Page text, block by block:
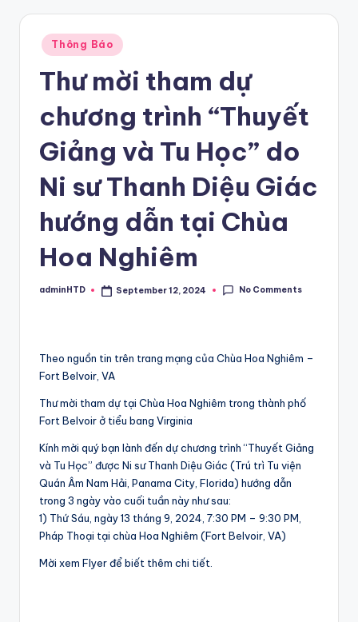
Posted
in
Thông Báo
Thư mời tham dự
chương trình “Thuyết
Giảng và Tu Học” do
Ni sư Thanh Diệu Giác
hướng dẫn tại Chùa
Hoa Nghiêm
Posted
adminHTD September 12, 2024 No Comments
Theo nguồn tin trên trang mạng của Chùa Hoa Nghiêm –
Fort Belvoir, VA
Thư mời tham dự tại Chùa Hoa Nghiêm trong thành phố
Fort Belvoir ở tiểu bang Virginia
Kính mời quý bạn lành đến dự chương trình “Thuyết Giảng
và Tu Học” được Ni sư Thanh Diệu Giác (Trú trì Tu viện
Quán Âm Nam Hải, Panama City, Florida) hướng dẫn
trong 3 ngày vào cuối tuần này như sau:
1) Thứ Sáu, ngày 13 tháng 9, 2024, 7:30 PM – 9:30 PM,
Pháp Thoại tại chùa Hoa Nghiêm (Fort Belvoir, VA)
Mời xem Flyer để biết thêm chi tiết.